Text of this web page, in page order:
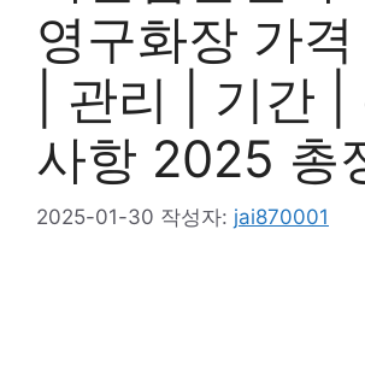
영구화장 가
| 관리 | 기간 |
사항 2025 총
2025-01-30 작성자: jai870001